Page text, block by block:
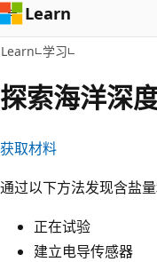
Learn
Learn 学习
探索海洋深
获取材料
通过以下方法发现含盐
正在试验
建立电导传感器